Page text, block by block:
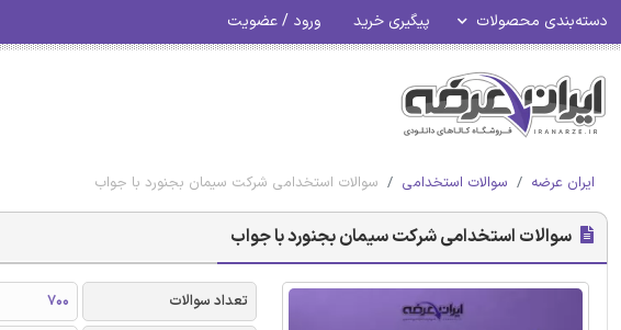
دسته‌بندی محصولات پیگیری خرید ورود / عضویت
ایران عرضه سوالات استخدامی سوالات استخدامی شرکت سیمان بجنورد با جواب
سوالات استخدامی شرکت سیمان بجنورد با جواب
تعداد سوالات 700